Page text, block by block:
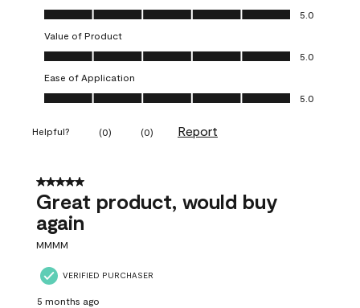
Quality of Product, 5.0 out of 5
5.0
Value of Product
Value of Product, 5.0 out of 5
5.0
Ease of Application
Ease of Application, 5.0 out of 5
5.0
Helpful? (0) (0) Report
5 out of 5 stars.
Great product, would buy
again
MMMM
VERIFIED PURCHASER
5 months ago